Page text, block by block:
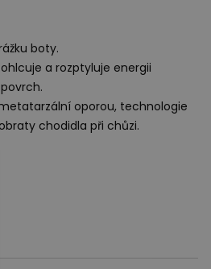
boty.
a rozptyluje energii
oporou, technologie
chodidla při chůzi.